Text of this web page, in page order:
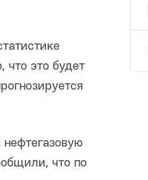
это будет
что по